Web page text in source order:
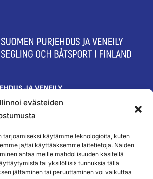
evästeiden
tarjoamiseksi käytämme teknologioita, kuten
ja/tai käyttääksemme laitetietoja. Näiden
antaa meille mahdollisuuden käsitellä
tai yksilöllisiä tunnuksia tällä
jättäminen tai peruuttaminen voi vaikuttaa
JA VENEILY
1